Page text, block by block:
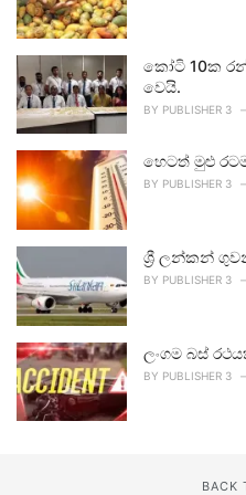
කෝටි 10ක
වෙයි.
BY PUBLISHER 3
හෙටත් මුළු
BY PUBLISHER 3
ශ්‍රී ලන්කන්
BY PUBLISHER 3
ලංගම බස්
BY PUBLISHER 3
BACK